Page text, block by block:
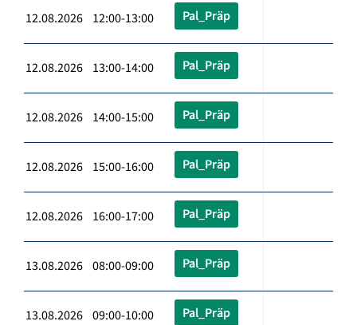
12.08.2026 12:00-13:00 Pal_Präp
12.08.2026 13:00-14:00 Pal_Präp
12.08.2026 14:00-15:00 Pal_Präp
12.08.2026 15:00-16:00 Pal_Präp
12.08.2026 16:00-17:00 Pal_Präp
13.08.2026 08:00-09:00 Pal_Präp
13.08.2026 09:00-10:00 Pal_Präp